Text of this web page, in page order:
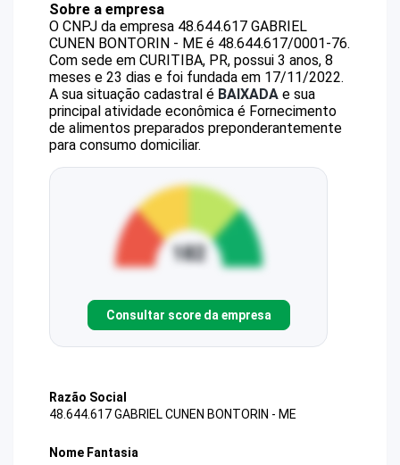
Sobre a empresa
O CNPJ da empresa 48.644.617 GABRIEL
CUNEN BONTORIN - ME é 48.644.617/0001-76.
Com sede em CURITIBA, PR, possui 3 anos, 8
meses e 23 dias e foi fundada em 17/11/2022.
A sua situação cadastral é BAIXADA e sua
principal atividade econômica é Fornecimento
de alimentos preparados preponderantemente
para consumo domiciliar.
Consultar score da empresa
Razão Social
48.644.617 GABRIEL CUNEN BONTORIN - ME
Nome Fantasia